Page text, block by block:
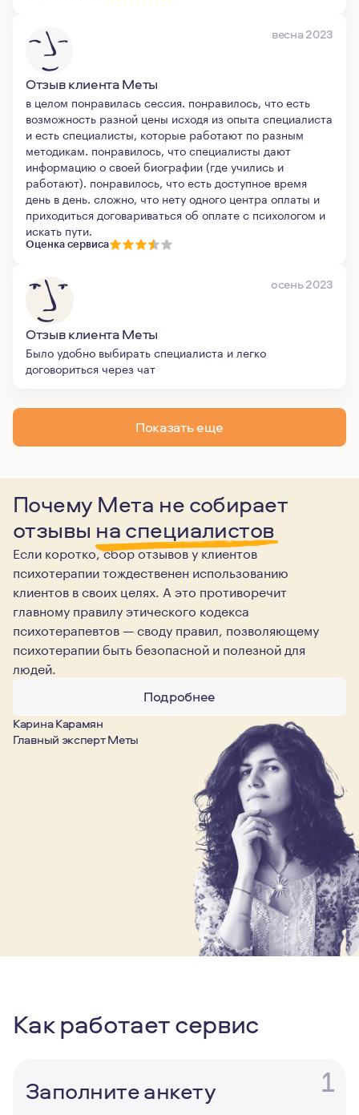
весна 2023
Отзыв клиента Меты
в целом понравилась сессия. понравилось, что есть
возможность разной цены исходя из опыта специалиста
и есть специалисты, которые работают по разным
методикам. понравилось, что специалисты дают
информацию о своей биографии (где учились и
работают). понравилось, что есть доступное время
день в день. сложно, что нету одного центра оплаты и
приходиться договариваться об оплате с психологом и
искать пути.
Оценка сервиса
осень 2023
Отзыв клиента Меты
Было удобно выбирать специалиста и легко
договориться через чат
Показать еще
Почему Мета не собирает
отзывы на специалистов
Если коротко, сбор отзывов у клиентов
психотерапии тождественен использованию
клиентов в своих целях. А это противоречит
главному правилу этического кодекса
психотерапевтов — своду правил, позволяющему
психотерапии быть безопасной и полезной для
людей.
Подробнее
Карина Карамян
Главный эксперт Меты
Как работает сервис
1
Заполните анкету